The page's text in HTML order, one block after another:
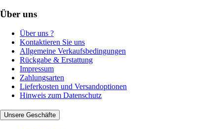
Über uns
Über uns ?
Kontaktieren Sie uns
Allgemeine Verkaufsbedingungen
Rückgabe & Erstattung
Impressum
Zahlungsarten
Lieferkosten und Versandoptionen
Hinweis zum Datenschutz
Unsere Geschäfte